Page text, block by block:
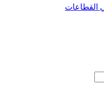
القطاعات